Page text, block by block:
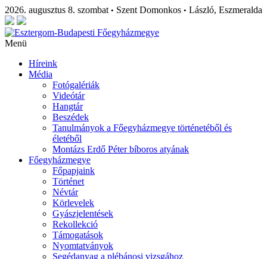
2026. augusztus 8. szombat • Szent Domonkos • László, Eszmeralda
Menü
Híreink
Média
Fotógalériák
Videótár
Hangtár
Beszédek
Tanulmányok a Főegyházmegye történetéből és
életéből
Montázs Erdő Péter bíboros atyának
Főegyházmegye
Főpapjaink
Történet
Névtár
Körlevelek
Gyászjelentések
Rekollekció
Támogatások
Nyomtatványok
Segédanyag a plébánosi vizsgához